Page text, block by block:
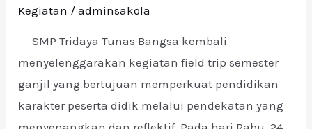
Kegiatan /adminsakola
SMP Tridaya Tunas Bangsa kembali
menyelenggarakan kegiatan field trip semester
ganjil yang bertujuan memperkuat pendidikan
karakter peserta didik melalui pendekatan yang
Bangsa
Cyberbullying
Melalui
Layar